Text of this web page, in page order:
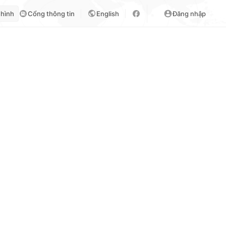
Cổng thông tin English Đăng nhập